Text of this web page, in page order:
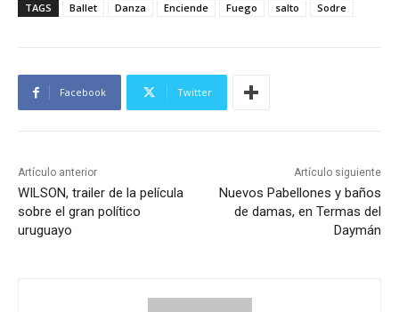
TAGS Ballet Danza Enciende Fuego salto Sodre
Facebook Twitter
Artículo anterior
WILSON, trailer de la película
sobre el gran político
uruguayo
Artículo siguiente
Nuevos Pabellones y baños
de damas, en Termas del
Daymán